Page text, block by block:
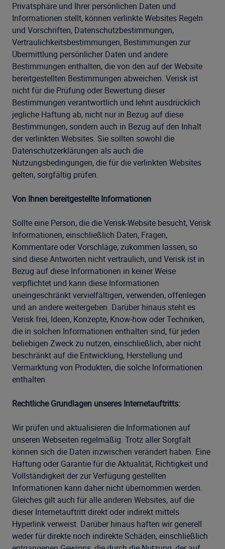
Privatsphäre und Ihrer persönlichen Daten und
Informationen stellt, können verlinkte Websites Regeln
und Vorschriften, Datenschutzbestimmungen,
Vertraulichkeitsbestimmungen, Bestimmungen zur
Übermittlung persönlicher Daten und andere
Bestimmungen enthalten, die von den auf der Website
bereitgestellten Bestimmungen abweichen. Verisk ist
nicht für die Prüfung oder Bewertung dieser
Bestimmungen verantwortlich und lehnt ausdrücklich
jegliche Haftung ab, nicht nur in Bezug auf diese
Bestimmungen, sondern auch in Bezug auf den Inhalt
der verlinkten Websites. Sie sollten sowohl die
Datenschutzerklärungen als auch die
Nutzungsbedingungen, die für die verlinkten Websites
gelten, sorgfältig prüfen.
Von Ihnen bereitgestellte Informationen
Sollte eine Person, die die Verisk-Website besucht, Verisk
Informationen, einschließlich Daten, Fragen,
Kommentare oder Vorschläge, zukommen lassen, so
sind diese Antworten nicht vertraulich, und Verisk ist in
Bezug auf diese Informationen in keiner Weise
verpflichtet und kann diese Informationen
uneingeschränkt vervielfältigen, verwenden, offenlegen
und an andere weitergeben. Darüber hinaus steht es
Verisk frei, Ideen, Konzepte, Know-how oder Techniken,
die in solchen Informationen enthalten sind, für jeden
beliebigen Zweck zu nutzen, einschließlich, aber nicht
beschränkt auf die Entwicklung, Herstellung und
Vermarktung von Produkten, die solche Informationen
enthalten.
Rechtliche Grundlagen unseres Internetauftritts:
Wir prüfen und aktualisieren die Informationen auf
unseren Webseiten regelmäßig. Trotz aller Sorgfalt
können sich die Daten inzwischen verändert haben. Eine
Haftung oder Garantie für die Aktualität, Richtigkeit und
Vollständigkeit der zur Verfügung gestellten
Informationen kann daher nicht übernommen werden.
Gleiches gilt auch für alle anderen Websites, auf die
dieser Internetauftritt direkt oder indirekt mittels
Hyperlink verweist. Darüber hinaus haften wir generell
weder für direkte noch indirekte Schäden, einschließlich